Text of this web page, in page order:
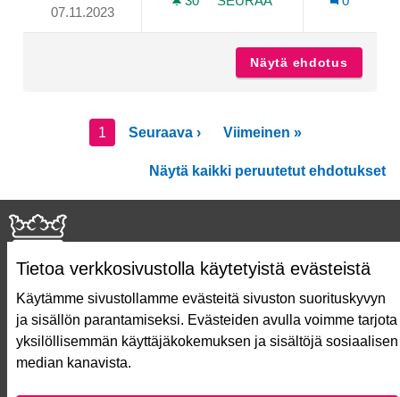
Tietoa verkkosivustolla käytetyistä evästeistä
Käytämme sivustollamme evästeitä sivuston suorituskyvyn
ja sisällön parantamiseksi. Evästeiden avulla voimme tarjota
yksilöllisemmän käyttäjäkokemuksen ja sisältöjä sosiaalisen
median kanavista.
07.11.2023
Näytä ehdotus
1 Seuraava › Viimeinen »
Näytä kaikki peruutetut ehdotukset
Näin äänestät Asukasbudjetissa
Asukasbudjetin vaiheet
Usein kysytyt kysymykset